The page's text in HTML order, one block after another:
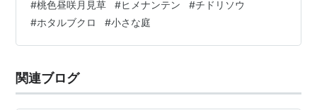
まいました‼️引っこ抜かせて貰おうと思ったのですがお隣
さんはそのままでいいと許してくださったのでそのまま
にm(__)m他所まで行ってしまうとヒヤッとしますね😅 ホ
食されてしまい去年大分根っ子ごと減らしたので今年は
少しだけ咲きました。俯いた…
#桃色昼咲月見草 #ヒメナンテン #チドリソウ
#ホタルブクロ #小さな庭
関連ブログ